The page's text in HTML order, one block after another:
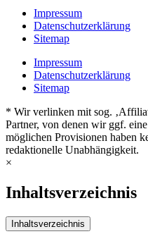
Impressum
Datenschutzerklärung
Sitemap
Impressum
Datenschutzerklärung
Sitemap
* Wir verlinken mit sog.
Partner, von denen wir ggf.
möglichen Provisionen haben
redaktionelle Unabhängigkeit.
×
Inhaltsverzeichnis
Inhaltsverzeichnis